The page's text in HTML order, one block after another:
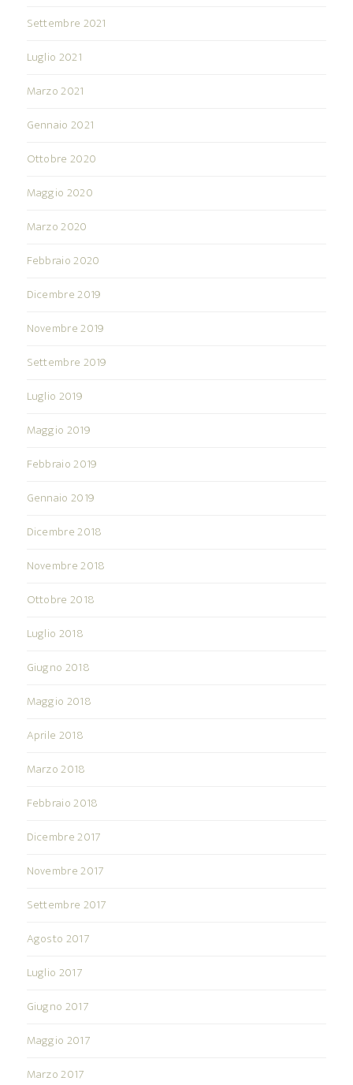
Settembre 2021
Luglio 2021
Marzo 2021
Gennaio 2021
Ottobre 2020
Maggio 2020
Marzo 2020
Febbraio 2020
Dicembre 2019
Novembre 2019
Settembre 2019
Luglio 2019
Maggio 2019
Febbraio 2019
Gennaio 2019
Dicembre 2018
Novembre 2018
Ottobre 2018
Luglio 2018
Giugno 2018
Maggio 2018
Aprile 2018
Marzo 2018
Febbraio 2018
Dicembre 2017
Novembre 2017
Settembre 2017
Agosto 2017
Luglio 2017
Giugno 2017
Maggio 2017
Marzo 2017